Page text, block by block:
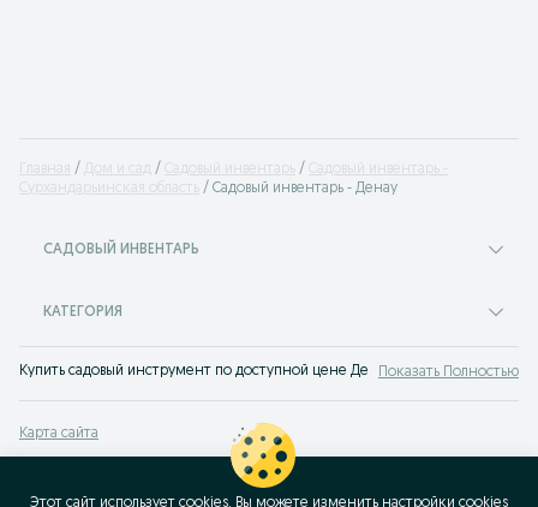
Главная Дом и сад Садовый инвентарь
Садовый инвентарь -
Сурхандарьинская область
Садовый инвентарь - Денау
САДОВЫЙ ИНВЕНТАРЬ
КАТЕГОРИЯ
Купить садовый инструмент по доступной цене Денау. СвежиеПоказать Полностью
Карта сайта
Карта бизнес-страницы
Этот сайт использует cookies. Вы можете изменить настройки cookies